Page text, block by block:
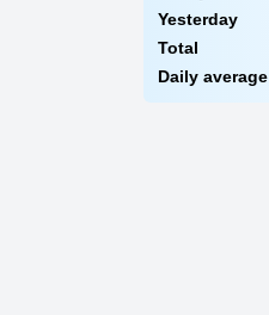
Yesterday
Total
Daily average